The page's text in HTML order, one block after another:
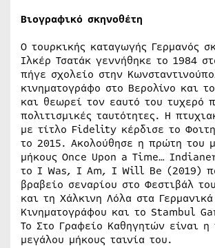
Βιογραφικό σκηνοθέτη
Ο τουρκικής καταγωγής Γερμανός
Ιλκέρ Τσατάκ γεννήθηκε το 1984
πήγε σχολείο στην
κινηματογράφο στο Βερολίνο και
και θεωρεί τον εαυτό του τυχερό
πολιτισμικές ταυτότητες. Η
με τίτλο Fidelity κέρδισε το
το 2015. Ακολούθησε η πρώτη του
μήκους Once Upon a Time…
το I Was, I Am, I Will Be (2019)
βραβείο σεναρίου στο Φεστιβάλ
και τη Χάλκινη Λόλα στα
Κινηματογράφου και το Stambul
Το Στο Γραφείο Καθηγητών είναι η
μεγάλου μήκους ταινία του.